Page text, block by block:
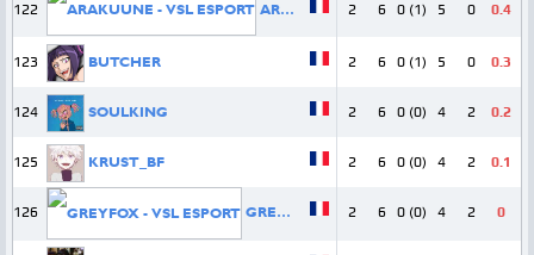
122 ARAKUUNE 2 6 0 (1) 5 0 0.4
123 BUTCHER 2 6 0 (1) 5 0 0.3
124 SOULKING 2 6 0 (0) 4 2 0.2
125 KRUST_BF 2 6 0 (0) 4 2 0.1
126 GREYFOX 2 6 0 (0) 4 2 0